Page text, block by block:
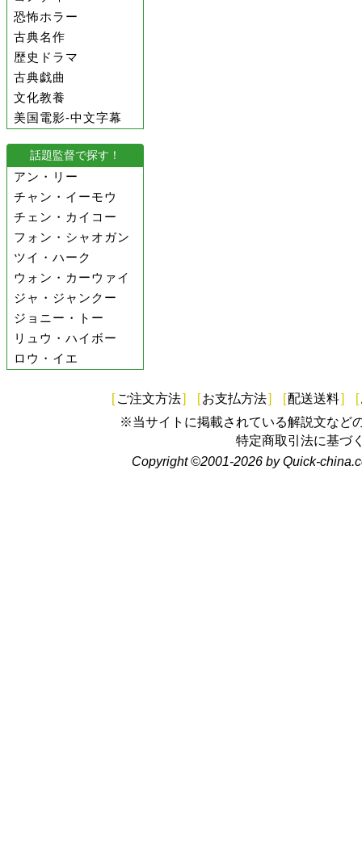
恐怖ホラー
古典名作
歴史ドラマ
古典戯曲
文化教養
美国電影-中文字幕
話題監督で探す！
アン・リー
チャン・イーモウ
チェン・カイコー
フォン・シャオガン
ツイ・ハーク
ウォン・カーウァイ
ジャ・ジャンクー
ジョニー・トー
リュウ・ハイボー
ロウ・イエ
[ ご注文方法] [お支払方法] [配送送料] [
※当サイトに掲載されている解説文など
特定商取引法に基づ
Copyright ©2001-2026 by Quick-